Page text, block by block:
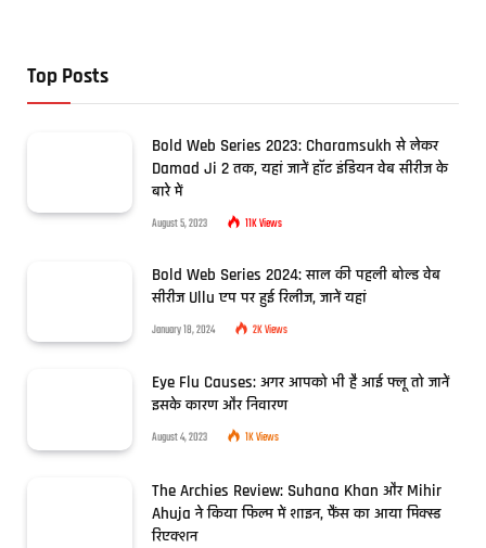
Top Posts
Bold Web Series 2023: Charamsukh से लेकर
Damad Ji 2 तक, यहां जानें हॉट इंडियन वेब सीरीज के
बारे में
August 5, 2023 11KViews
Bold Web Series 2024: साल की पहली बोल्ड वेब
सीरीज Ullu एप पर हुई रिलीज, जानें यहां
January 18, 2024 2KViews
Eye Flu Causes: अगर आपको भी है आई फ्लू तो जानें
इसके कारण और निवारण
August 4, 2023 1KViews
The Archies Review: Suhana Khan और Mihir
Ahuja ने किया फिल्म में शाइन, फैंस का आया मिक्स्ड
रिएक्शन